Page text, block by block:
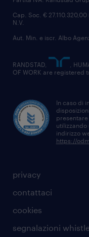
privacy
contattaci
cookies
segnalazioni
Cap. Soc. €
N.V.
Aut. Min. e iscr. Albo
RANDSTAD,
,
OF WORK are registered
In caso di
utilizzando
indirizzo
https://